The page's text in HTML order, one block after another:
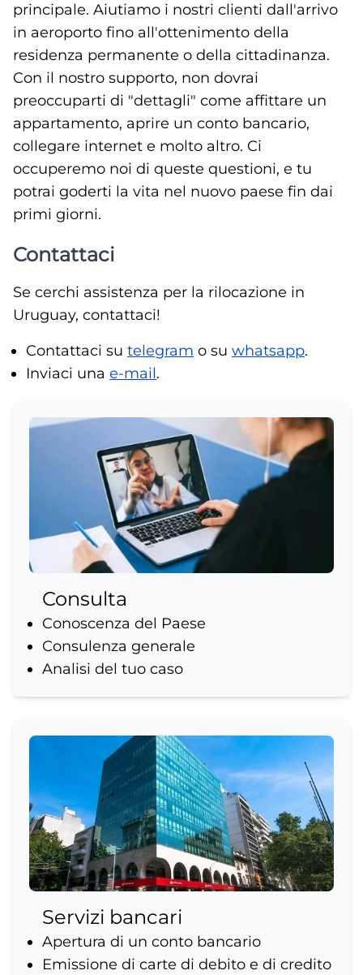
principale. Aiutiamo i nostri clienti dall'arrivo
in aeroporto fino all'ottenimento della
residenza permanente o della cittadinanza.
Con il nostro supporto, non dovrai
preoccuparti di "dettagli" come affittare un
appartamento, aprire un conto bancario,
collegare internet e molto altro. Ci
occuperemo noi di queste questioni, e tu
potrai goderti la vita nel nuovo paese fin dai
primi giorni.
Contattaci
Se cerchi assistenza per la rilocazione in
Uruguay, contattaci!
Contattaci su telegram o su whatsapp.
Inviaci una e-mail.
Consulta
Conoscenza del Paese
Consulenza generale
Analisi del tuo caso
Servizi bancari
Apertura di un conto bancario
Emissione di carte di debito e di credito